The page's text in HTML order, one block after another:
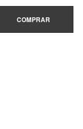
COMPRAR